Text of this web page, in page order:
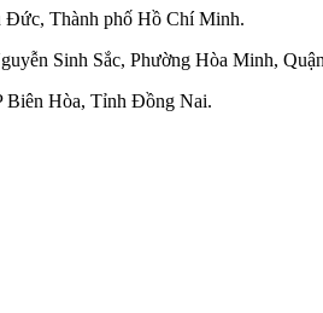
Đức, Thành phố Hồ Chí Minh.
Sinh Sắc, Phường Hòa Minh,
Hòa, Tỉnh Đồng Nai.